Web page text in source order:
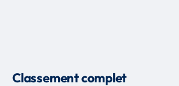
Classement complet